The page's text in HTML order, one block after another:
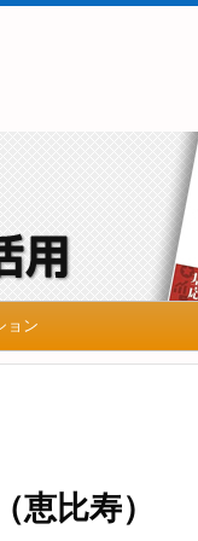
ョン
比寿）